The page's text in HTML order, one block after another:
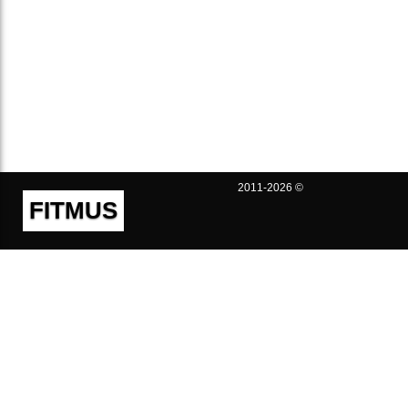
FITMUS
2011-2026 ©